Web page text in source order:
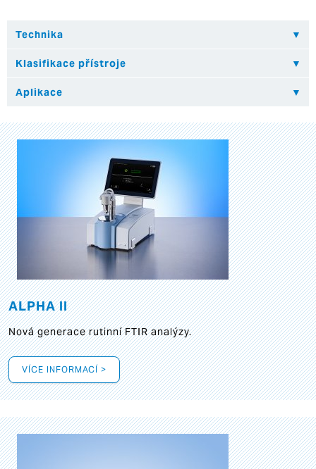
ALPHA II
Nová generace rutinní FTIR analýzy.
VÍCE INFORMACÍ >